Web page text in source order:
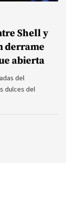
Shell y
derrame
abierta
del
dulces del